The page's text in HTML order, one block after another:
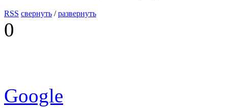
RSS свернуть /развернуть
0
Google